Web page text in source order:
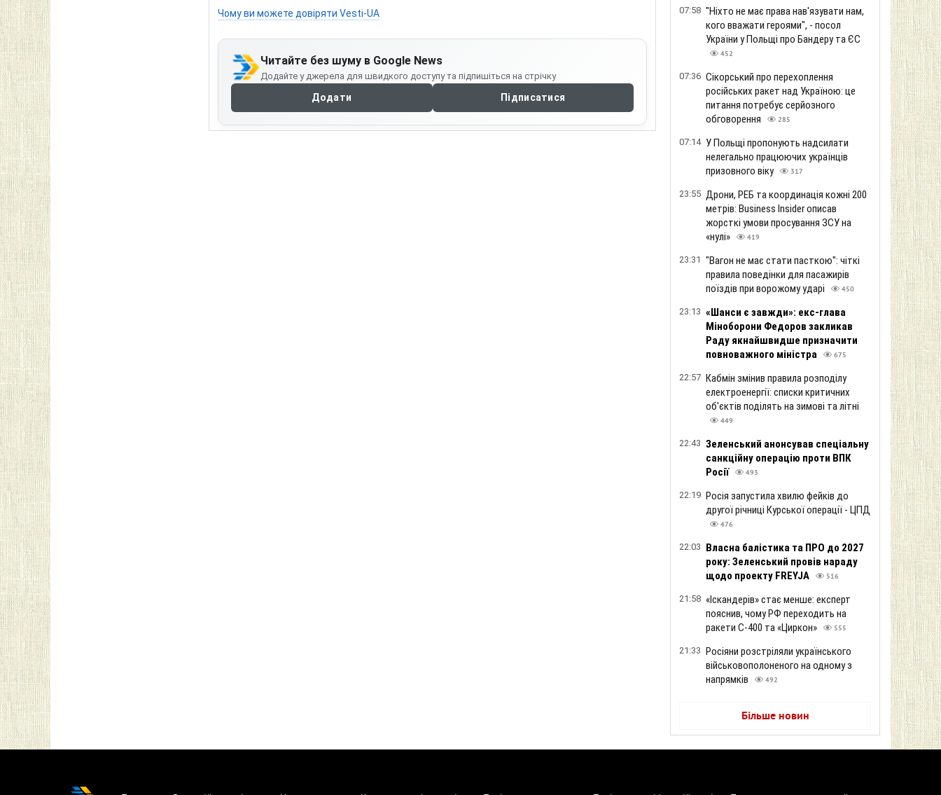
Чому ви можете довіряти Vesti-UA
Читайте без шуму в Google News
Додайте у джерела для швидкого доступу та підпишіться на стрічку
Додати Підписатися
07:58 "Ніхто не має права нав'язувати нам,
кого вважати героями", - посол
України у Польщі про Бандеру та ЄС
452
07:36 Сікорський про перехоплення
російських ракет над Україною: це
питання потребує серйозного
обговорення
285
07:14 У Польщі пропонують надсилати
нелегально працюючих українців
призовного віку
317
23:55 Дрони, РЕБ та координація кожні 200
метрів: Business Insider описав
жорсткі умови просування ЗСУ на
«нулі»
419
23:31 "Вагон не має стати пасткою": чіткі
правила поведінки для пасажирів
поїздів при ворожому ударі
450
23:13 «Шанси є завжди»: екс-глава
Міноборони Федоров закликав
Раду якнайшвидше призначити
повноважного міністра
675
22:57 Кабмін змінив правила розподілу
електроенергії: списки критичних
об'єктів поділять на зимові та літні
449
22:43 Зеленський анонсував спеціальну
санкційну операцію проти ВПК
Росії
493
22:19 Росія запустила хвилю фейків до
другої річниці Курської операції - ЦПД
476
22:03 Власна балістика та ПРО до 2027
року: Зеленський провів нараду
щодо проекту FREYJA
516
21:58 «Іскандерів» стає менше: експерт
пояснив, чому РФ переходить на
ракети С-400 та «Циркон»
555
21:33 Росіяни розстріляли українського
військовополоненого на одному з
напрямків
492
Більше новин